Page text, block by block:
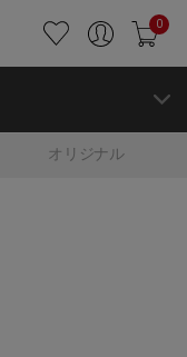
0
オリジナル